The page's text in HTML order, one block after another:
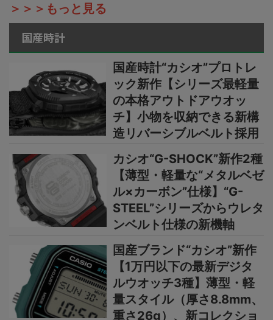
＞＞＞もっと見る
国産時計
国産時計“カシオ”プロトレ
ック新作【シリーズ最軽量
の本格アウトドアウオッ
チ】小物を収納できる新構
造リバーシブルベルト採用
カシオ“G-SHOCK”新作2種
【薄型・軽量な“メタルベゼ
ル×カーボン”仕様】“G-
STEEL”シリーズからウレタ
ンベルト仕様の新機軸
国産ブランド“カシオ”新作
【1万円以下の最新デジタ
ルウオッチ3種】薄型・軽
量スタイル（厚さ8.8mm、
重さ26g）、新コレクショ